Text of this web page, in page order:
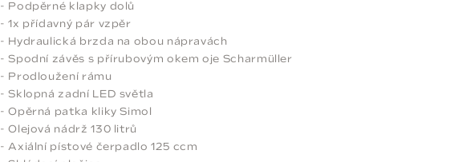
- Podpěrné klapky dolů
- 1x přídavný pár vzpěr
- Hydraulická brzda na obou nápravách
- Spodní závěs s přírubovým okem oje Scharmüller
- Prodloužení rámu
- Sklopná zadní LED světla
- Opěrná patka kliky Simol
- Olejová nádrž 130 litrů
- Axiální pístové čerpadlo 125 ccm